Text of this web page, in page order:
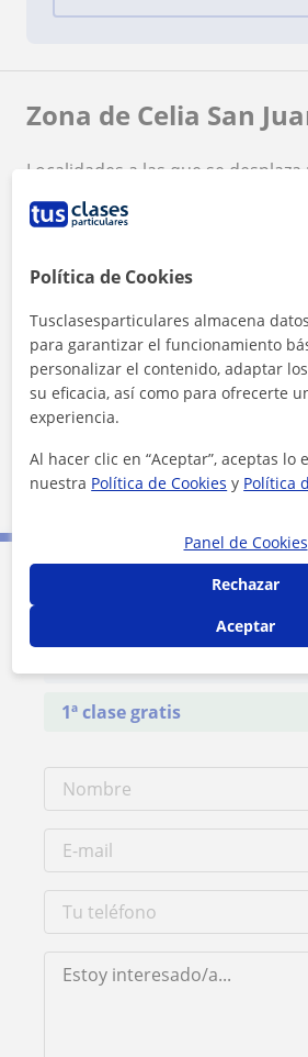
Zona de Celia San
Localidades a las que se
Alberite
+ −
5 km
3 mi
Leaflet| ©
Contacta con Celia San
1ª clase gratis
Política de Cookies
Tusclasesparticulares almacena
para garantizar el funcionamiento
personalizar el contenido, adaptar
su eficacia, así como para ofrecerte
experiencia.
Al hacer clic en “Aceptar”, aceptas lo
nuestra Política de Cookies y Política
Panel de Cookies
Rechazar
Aceptar